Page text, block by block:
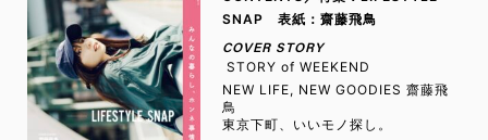
SNAP 表紙：齋藤飛鳥
COVER STORY
STORY of WEEKEND
NEW LIFE, NEW GOODIES 齋藤飛
鳥
東京下町、いいモノ探し。